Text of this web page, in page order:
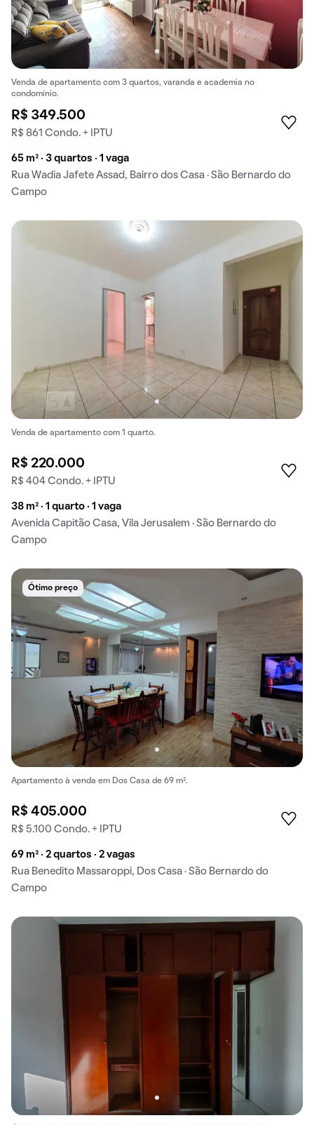
Venda de apartamento com 3 quartos, varanda e academia no
condomínio.
R$ 349.500
R$ 861 Condo. + IPTU
65 m² · 3 quartos · 1 vaga
Rua Wadia Jafete Assad, Bairro dos Casa · São Bernardo do
Campo
Venda de apartamento com 1 quarto.
R$ 220.000
R$ 404 Condo. + IPTU
38 m² · 1 quarto · 1 vaga
Avenida Capitão Casa, Vila Jerusalem · São Bernardo do
Campo
Ótimo preço
Apartamento à venda em Dos Casa de 69 m².
R$ 405.000
R$ 5.100 Condo. + IPTU
69 m² · 2 quartos · 2 vagas
Rua Benedito Massaroppi, Dos Casa · São Bernardo do
Campo